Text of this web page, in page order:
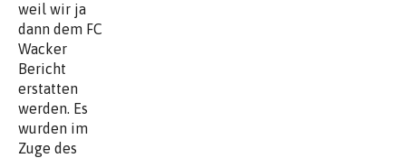
weil wir ja
dann dem FC
Wacker
Bericht
erstatten
werden. Es
wurden im
Zuge des